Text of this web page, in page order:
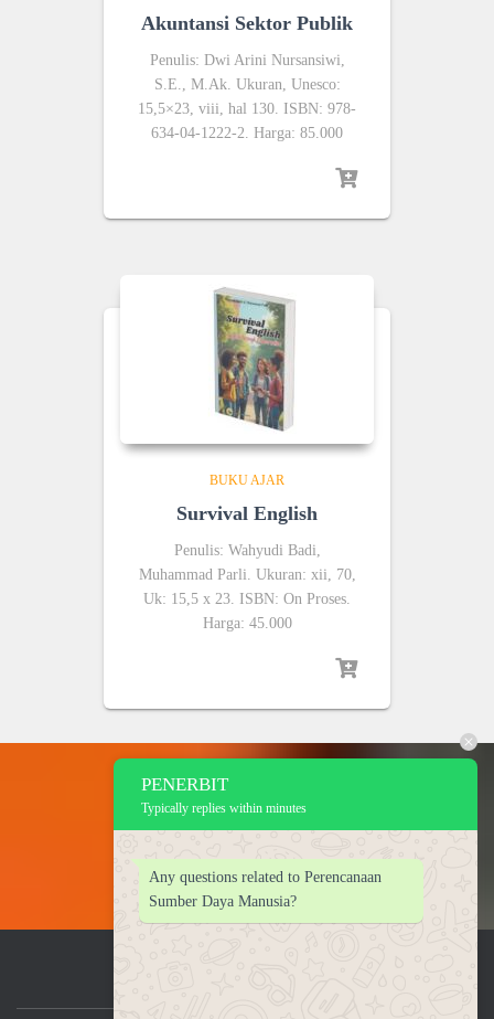
Akuntansi Sektor Publik
Penulis: Dwi Arini Nursansiwi,
S.E., M.Ak. Ukuran, Unesco:
15,5×23, viii, hal 130. ISBN: 978-
634-04-1222-2. Harga: 85.000
BUKU AJAR
Survival English
Penulis: Wahyudi Badi,
Muhammad Parli. Ukuran: xii, 70,
Uk: 15,5 x 23. ISBN: On Proses.
Harga: 45.000
PENERBIT
Typically replies within minutes
Any questions related to Perencanaan
Sumber Daya Manusia?